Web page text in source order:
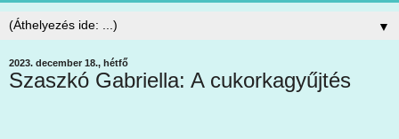
▼
2023. december 18., hétfő
Szaszkó Gabriella: A cukorkagyűjtés